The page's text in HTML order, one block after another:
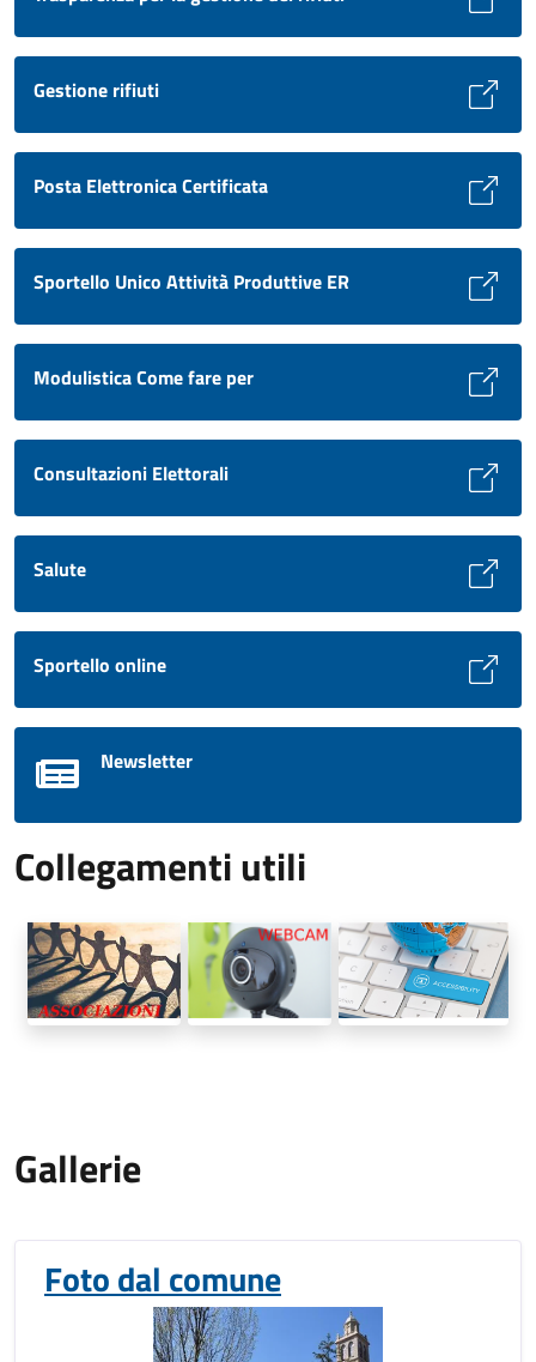
Gestione rifiuti
Posta Elettronica Certificata
Sportello Unico Attività Produttive ER
Modulistica Come fare per
Consultazioni Elettorali
Salute
Sportello online
Newsletter
Collegamenti utili
Gallerie
Foto dal comune